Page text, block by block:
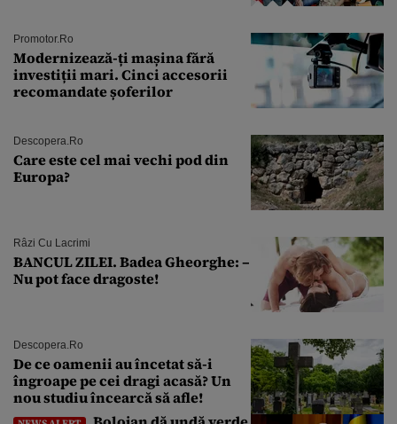
Promotor.ro
Modernizează-ți mașina fără
investiții mari. Cinci accesorii
recomandate șoferilor
Descopera.ro
Care este cel mai vechi pod din
Europa?
Râzi Cu Lacrimi
BANCUL ZILEI. Badea Gheorghe: –
Nu pot face dragoste!
Descopera.ro
De ce oamenii au încetat să-i
îngroape pe cei dragi acasă? Un
nou studiu încearcă să afle!